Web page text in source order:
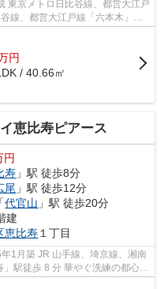
線、都営大江戸線「六本木」駅
円
/ 40.66㎡
恵比寿ピアース
円
寿 」駅 徒歩8分
尾 」駅 徒歩12分
「代官山 」駅 徒歩20分
建
恵比寿 １丁目
華やぐ洗練の都心